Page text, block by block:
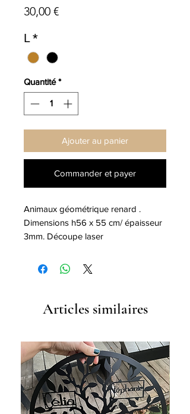
30,00 €Prix
L*
Quantité *
Ajouter au panier
Commander et payer
Animaux géométrique renard .
Dimensions h56 x 55 cm/ épaisseur
3mm. Découpe laser
Articles similaires